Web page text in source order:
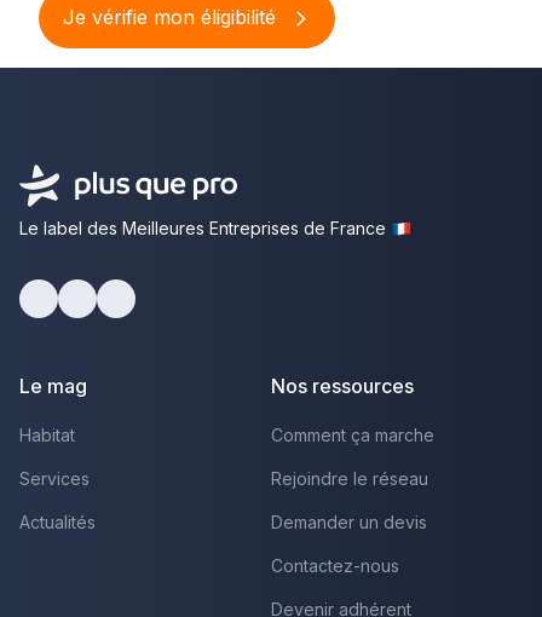
Je vérifie mon éligibilité
Le label des Meilleures Entreprises de France
Le mag
Habitat
Services
Actualités
Nos ressources
Comment ça marche
Rejoindre le réseau
Demander un devis
Contactez-nous
Devenir adhérent